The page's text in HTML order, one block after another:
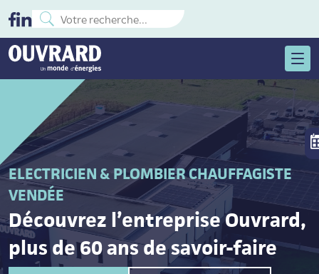
ELECTRICIEN & PLOMBIER CHAUFFAGISTE
VENDÉE
Découvrez l’entreprise Ouvrard,
plus de 60 ans de savoir-faire